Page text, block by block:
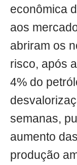
econômica
aos
abriram os
risco, após
4% do
semanas,
aumento
produção